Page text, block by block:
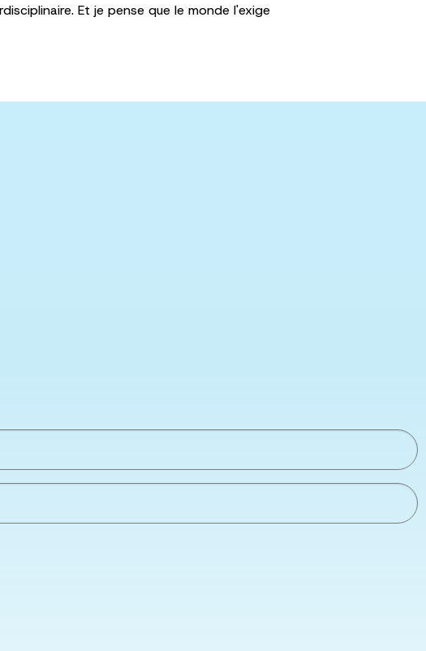
Et je pense que le monde l'exige